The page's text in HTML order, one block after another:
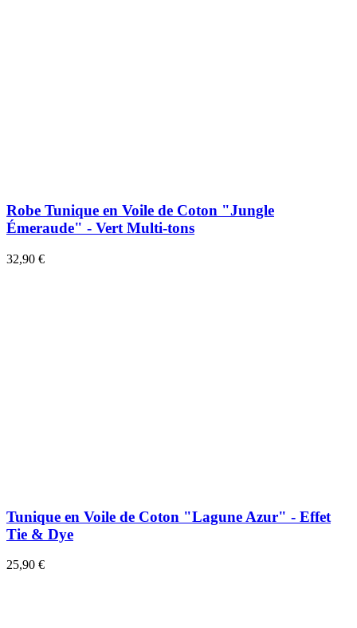
Robe Tunique en Voile de Coton "Jungle
Émeraude" - Vert Multi-tons
32,90 €
Tunique en Voile de Coton "Lagune Azur" - Effet
Tie & Dye
25,90 €